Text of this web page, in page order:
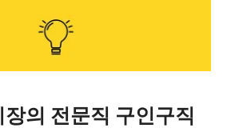
의 전문직 구인구직